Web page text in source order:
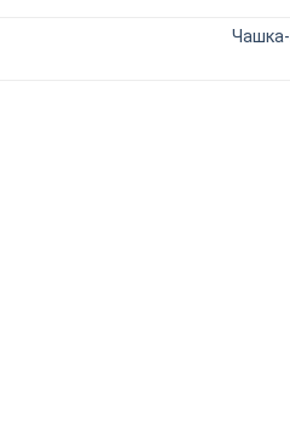
Чашка-